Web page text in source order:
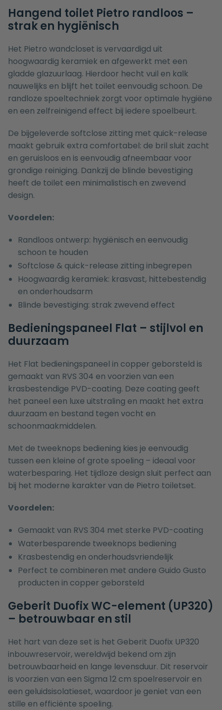
Hangend toilet Pietro randloos –
strak en hygiënisch
Het Pietro wandcloset is vervaardigd uit
hoogwaardig keramiek en afgewerkt met een
gladde glazuurlaag. Hierdoor hecht vuil en kalk
nauwelijks en blijft het toilet eenvoudig schoon. De
randloze spoeltechniek zorgt voor optimale hygiëne
en een zelfreinigend effect bij iedere spoelbeurt.
De bijgeleverde softclose zitting met quick-release
maakt gebruik extra comfortabel: de bril sluit zacht
en geruisloos en is eenvoudig afneembaar voor
grondige reiniging. Dankzij de blinde bevestiging
heeft de toilet een minimalistisch en zwevend
design.
Voordelen:
Randloos ontwerp: hygiënisch en eenvoudig
schoon te houden
Softclose & quick-release zitting inbegrepen
Hoogwaardig keramiek: krasvast, hittebestendig
en onderhoudsarm
Blinde bevestiging: strak zwevend effect
Bedieningspaneel Flat – stijlvol en
duurzaam
Het Flat bedieningspaneel in copper geborsteld is
gemaakt van RVS 304 en voorzien van een
krasbestendige PVD-coating. Deze coating geeft
het paneel een luxe uitstraling en maakt het extra
duurzaam en bestand tegen vocht en
schoonmaakmiddelen.
Met de tweeknops bediening kies je eenvoudig
tussen een kleine of grote spoeling – ideaal voor
waterbesparing. Het tijdloze design sluit perfect aan
bij het moderne karakter van de Pietro toiletset.
Voordelen:
Gemaakt van RVS 304 met sterke PVD-coating
Waterbesparende tweeknops bediening
Krasbestendig en onderhoudsvriendelijk
Perfect te combineren met andere Guido Gusto
producten in copper geborsteld
Geberit Duofix WC-element (UP320)
– betrouwbaar en stil
Het hart van deze set is het Geberit Duofix UP320
inbouwreservoir, wereldwijd bekend om zijn
betrouwbaarheid en lange levensduur. Dit reservoir
is voorzien van een Sigma 12 cm spoelreservoir en
een geluidsisolatieset, waardoor je geniet van een
stille en efficiënte spoeling.